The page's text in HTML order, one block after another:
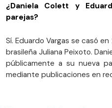
¿Daniela Colett y
parejas?
Sí. Eduardo Vargas se casó
brasileña Juliana Peixoto.
públicamente a su nueva
mediante publicaciones en